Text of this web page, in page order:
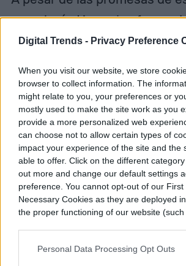
Digital Trends - Privacy Preference
When you visit our website, we store
browser to collect information. The
might relate to you, your preferences or
mostly used to make the site work as you
provide a more personalized web
can choose not to allow certain types of
impact your experience of the site and the
able to offer. Click on the different
out more and change our default settings
preference. You cannot opt-out of our First
Necessary Cookies as they are deployed
the proper functioning of our website
Personal Data Processing Opt Outs
tecnología, Huawei enfrenta
técnicos que deben
puede ser insuficiente para
pantallas, lo que puede
e inexactitudes en la
Además, el ruido generado
señales electrónicas puede
precisión del sistema, lo que
gran obstáculo para su
exitosa.